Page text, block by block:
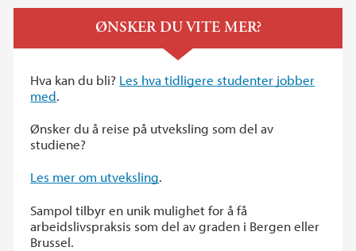
ØNSKER DU VITE MER?
Hva kan du bli? Les hva tidligere studenter jobber
med.
Ønsker du å reise på utveksling som del av
studiene?
Les mer om utveksling.
Sampol tilbyr en unik mulighet for å få
arbeidslivspraksis som del av graden i Bergen eller
Brussel.